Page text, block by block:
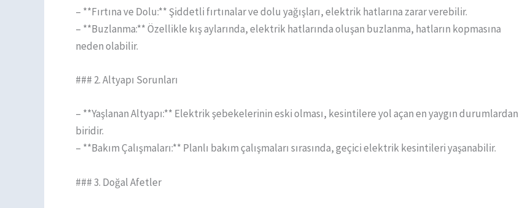
– **Fırtına ve Dolu:** Şiddetli fırtınalar ve dolu yağışları, elektrik hatlarına zarar verebilir.
– **Buzlanma:** Özellikle kış aylarında, elektrik hatlarında oluşan buzlanma, hatların kopmasına
neden olabilir.
### 2. Altyapı Sorunları
– **Yaşlanan Altyapı:** Elektrik şebekelerinin eski olması, kesintilere yol açan en yaygın durumlardan
biridir.
– **Bakım Çalışmaları:** Planlı bakım çalışmaları sırasında, geçici elektrik kesintileri yaşanabilir.
### 3. Doğal Afetler